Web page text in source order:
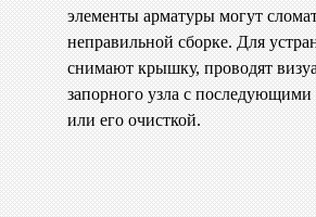
элементы арматуры могут
неправильной сборке. Для
снимают крышку, проводят
запорного узла с
или его очисткой.